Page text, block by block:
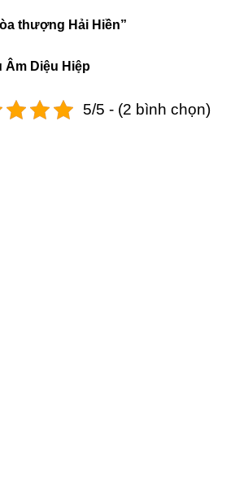
thượng Hải Hiền”
Âm Diệu Hiệp
5/5 - (2 bình chọn)